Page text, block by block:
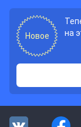
Новое
на